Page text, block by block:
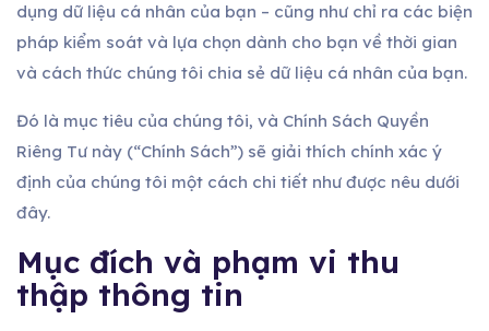
dụng dữ liệu cá nhân của bạn – cũng như chỉ ra các biện
pháp kiểm soát và lựa chọn dành cho bạn về thời gian
và cách thức chúng tôi chia sẻ dữ liệu cá nhân của bạn.
Đó là mục tiêu của chúng tôi, và Chính Sách Quyền
Riêng Tư này (“Chính Sách”) sẽ giải thích chính xác ý
định của chúng tôi một cách chi tiết như được nêu dưới
đây.
Mục đích và phạm vi thu
thập thông tin